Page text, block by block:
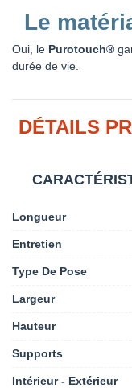
Le
Oui, le Purotouch®
durée de vie.
DÉTAILS
Longueur
Entretien
Type De Pose
Largeur
Hauteur
Supports
Intérieur - Extérieur